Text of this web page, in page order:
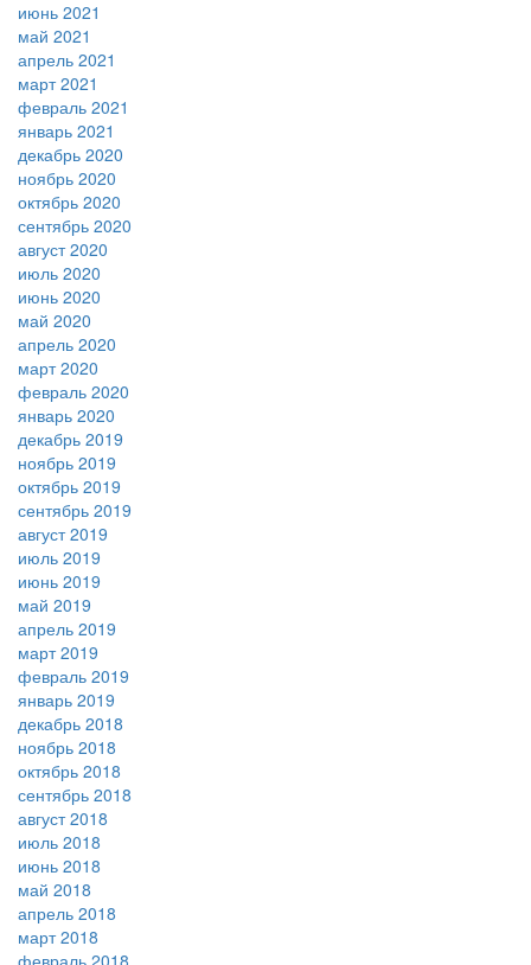
июнь 2021
май 2021
апрель 2021
март 2021
февраль 2021
январь 2021
декабрь 2020
ноябрь 2020
октябрь 2020
сентябрь 2020
август 2020
июль 2020
июнь 2020
май 2020
апрель 2020
март 2020
февраль 2020
январь 2020
декабрь 2019
ноябрь 2019
октябрь 2019
сентябрь 2019
август 2019
июль 2019
июнь 2019
май 2019
апрель 2019
март 2019
февраль 2019
январь 2019
декабрь 2018
ноябрь 2018
октябрь 2018
сентябрь 2018
август 2018
июль 2018
июнь 2018
май 2018
апрель 2018
март 2018